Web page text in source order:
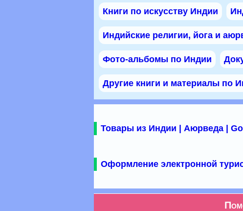
Книги по искусству Индии
Индийские религии, йога и
Фото-альбомы по Индии
Другие книги и материалы по
Товары из Индии | Аюрведа |
Оформление электронной